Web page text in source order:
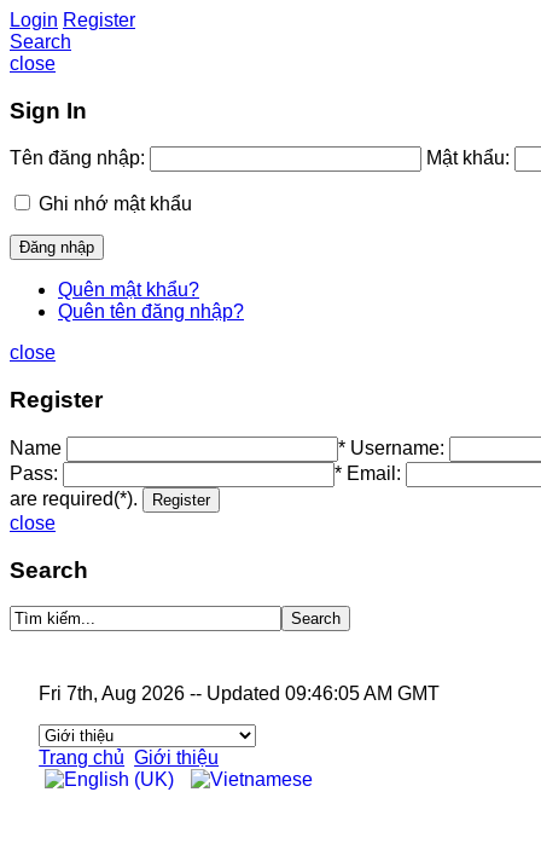
Login Register
Search
close
Sign In
Tên đăng nhập: Mật khẩu:
Ghi nhớ mật khẩu
Quên mật khẩu?
Quên tên đăng nhập?
close
Register
Name * Username:
Pass:
* Email:
are required(*).
close
Search
Fri 7th, Aug 2026 -- Updated 09:46:05 AM GMT
Trang chủ Giới thiệu